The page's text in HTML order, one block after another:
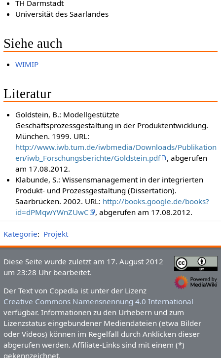
TH Darmstadt
Universität des Saarlandes
Siehe auch
WIMIP
Literatur
Goldstein, B.: Modellgestützte
Geschäftsprozessgestaltung in der Produktentwicklung.
München. 1999. URL:
http://www.iwb.tum.de/iwbmedia/Downloads/Publikation
en/iwb_Forschungsberichte/Goldstein.pdf
, abgerufen
am 17.08.2012.
Klabunde, S.: Wissensmanagement in der integrierten
Produkt- und Prozessgestaltung (Dissertation).
Saarbrücken. 2002. URL: http://books.google.de/books?
id=dPMqwYWnZUwC
, abgerufen am 17.08.2012.
Kategorie: Projekt
Diese Seite wurde zuletzt am 17. August 2012
um 23:28 Uhr bearbeitet.
Der Text von Copedia ist unter der Lizenz
Creative Commons Namensnennung 4.0 International
verfügbar. Informationen zu den Urhebern und zum
Lizenzstatus eingebundener Mediendateien (etwa Bilder
oder Videos) können im Regelfall durch Anklicken dieser
abgerufen werden. Affiliate-Links sind mit einem (*)
gekennzeichnet.